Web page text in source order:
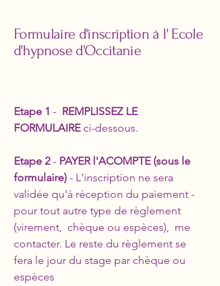
Formulaire d'inscription à l' Ecole
d'hypnose d'Occitanie
Etape 1 - REMPLISSEZ LE
FORMULAIREci-dessous.
Etape 2- PAYER l'ACOMPTE (sous le
formulaire) - L'inscription ne sera
validée qu'à réception du paiement -
pour tout autre type de règlement
(virement, chèque ou espèces), me
contacter. Le reste du règlement se
fera le jour du stage par chèque ou
espèces